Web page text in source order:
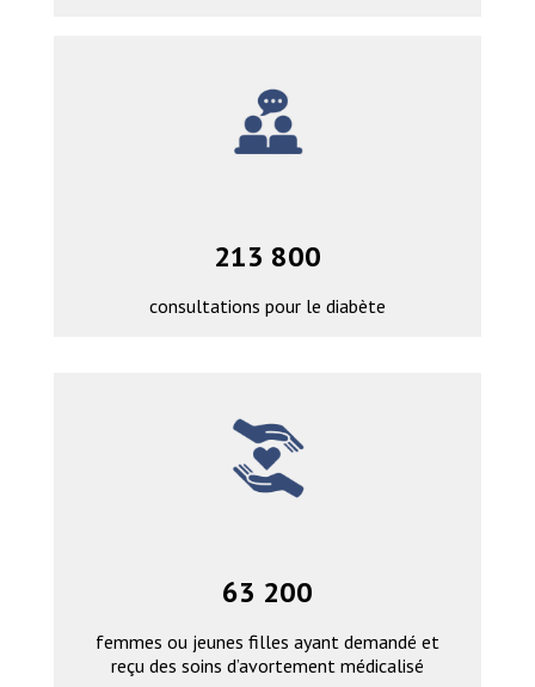
213 800
consultations pour le diabète
63 200
femmes ou jeunes filles ayant demandé et
reçu des soins d’avortement médicalisé